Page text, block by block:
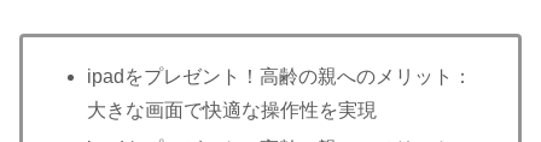
ipadをプレゼント！高齢の親へのメリット：
大きな画面で快適な操作性を実現